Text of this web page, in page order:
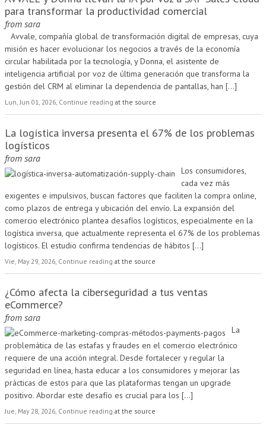
para transformar la productividad comercial
from sara
Avvale, compañía global de transformación digital de empresas, cuya
misión es hacer evolucionar los negocios a través de la economía
circular habilitada por la tecnología, y Donna, el asistente de
inteligencia artificial por voz de última generación que transforma la
gestión del CRM al eliminar la dependencia de pantallas, han [...]
Lun, Jun 01, 2026, Continue reading at the source
La logística inversa presenta el 67% de los problemas
logísticos
from sara
Los consumidores,
cada vez más
exigentes e impulsivos, buscan factores que faciliten la compra online,
como plazos de entrega y ubicación del envío. La expansión del
comercio electrónico plantea desafíos logísticos, especialmente en la
logística inversa, que actualmente representa el 67% de los problemas
logísticos. El estudio confirma tendencias de hábitos [...]
Vie, May 29, 2026, Continue reading at the source
¿Cómo afecta la ciberseguridad a tus ventas
eCommerce?
from sara
La
problemática de las estafas y fraudes en el comercio electrónico
requiere de una acción integral. Desde fortalecer y regular la
seguridad en línea, hasta educar a los consumidores y mejorar las
prácticas de estos para que las plataformas tengan un upgrade
positivo. Abordar este desafío es crucial para los [...]
Jue, May 28, 2026, Continue reading at the source